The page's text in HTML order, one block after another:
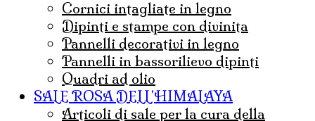
cornici intagliate in legno
dipinti e stampe con divinita
pannelli decorativi in legno
pannelli in bassorilievo dipinti
quadri ad olio
SALE ROSA DELL'HIMALAYA
articoli di sale per la cura della